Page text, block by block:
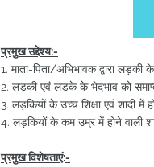
प्रमुख उद्देश्य:-
1. माता-पिता/अभिभावक द्वारा
2. लड़की एवं लड़के के भेदभाव को
3. लड़कियों के उच्च शिक्षा एवं शादी में
4. लड़कियों के कम उम्र में होने वाली
प्रमुख विशेषताएं:-